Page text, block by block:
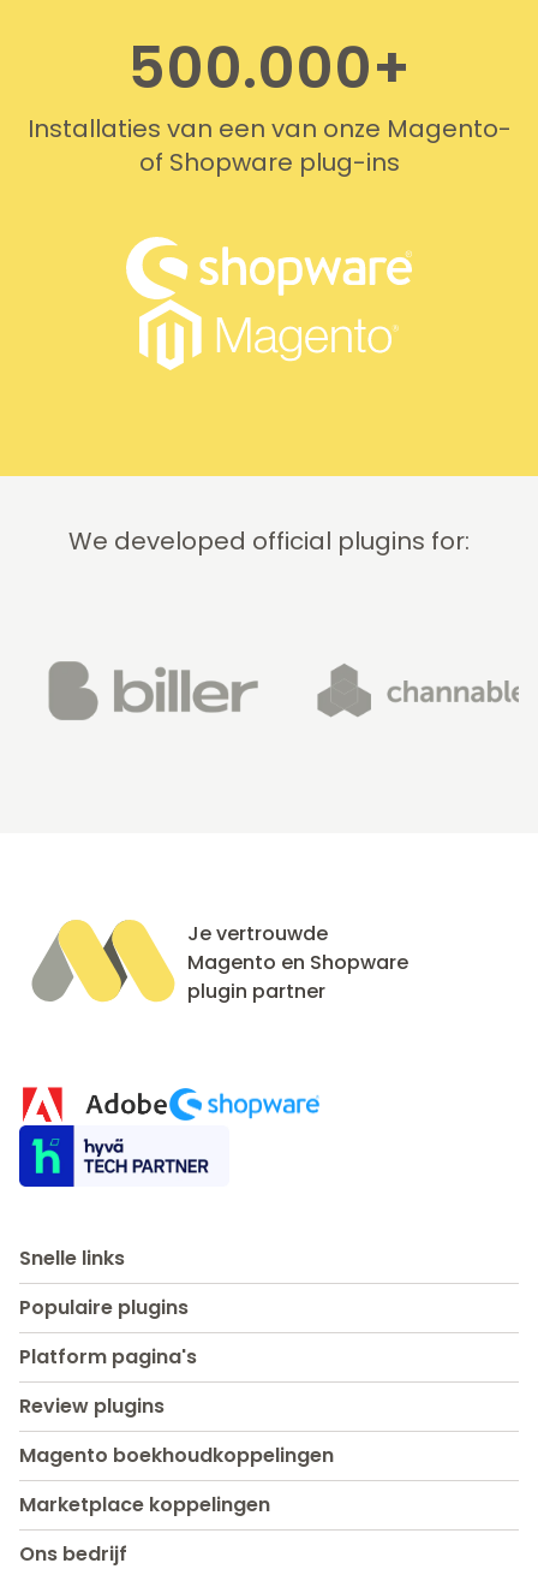
500.000+
Installaties van een van onze Magento-
of Shopware plug-ins
We developed official plugins for:
Je vertrouwde
Magento en Shopware
plugin partner
Snelle links
Populaire plugins
Platform pagina's
Review plugins
Magento boekhoudkoppelingen
Marketplace koppelingen
Ons bedrijf